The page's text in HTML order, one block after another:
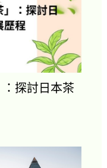
探討日本茶